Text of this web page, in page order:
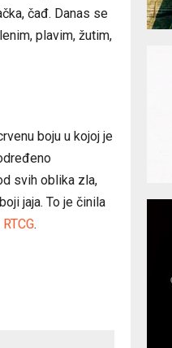
čađ. Danas se
plavim, žutim,
boju u kojoj je
svih oblika zla,
jaja. To je činila
RTCG.